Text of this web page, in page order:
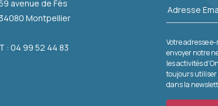
avenue de Fès
34080 Montpellier
T : 04 99 52 44 83
Votre adresse
envoyer notre
les activités
toujours utiliser
dans la